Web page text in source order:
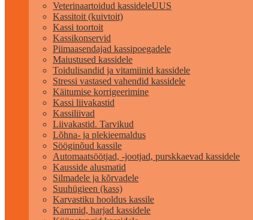
Veterinaartoidud kassideleUUS
Kassitoit (kuivtoit)
Kassi toortoit
Kassikonservid
Piimaasendajad kassipoegadele
Maiustused kassidele
Toidulisandid ja vitamiinid kassidele
Stressi vastased vahendid kassidele
Käitumise korrigeerimine
Kassi liivakastid
Kassiliivad
Liivakastid. Tarvikud
Lõhna- ja plekieemaldus
Sööginõud kassile
Automaatsöötjad, -jootjad, purskkaevad kassidele
Kausside alusmatid
Silmadele ja kõrvadele
Suuhügieen (kass)
Karvastiku hooldus kassile
Kammid, harjad kassidele